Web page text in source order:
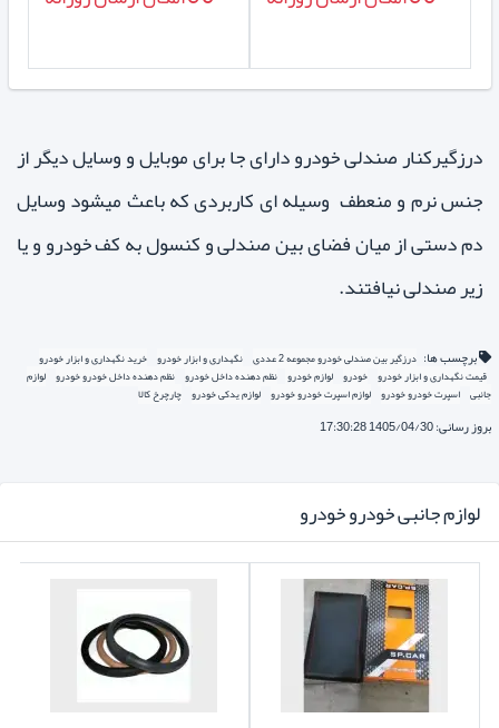
درزگیرکنار صندلی خودرو دارای جا برای موبایل و وسایل دیگر از
جنس نرم و منعطف وسیله ای کاربردی که باعث میشود وسایل
دم دستی از میان فضای بین صندلی و کنسول به کف خودرو و یا
زیر صندلی نیافتند.
برچسب ها: درزگیر بین صندلی خودرو مجموعه 2 عددی نگهداری و ابزار خودرو خرید نگهداری و ابزار خودرو
قیمت نگهداری و ابزار خودرو خودرو لوازم خودرو نظم دهنده داخل خودرو نظم دهنده داخل خودرو خودرو لوازم
جانبی اسپرت خودرو خودرو لوازم اسپرت خودرو خودرو لوازم یدکی خودرو چارچرخ کالا
بروز رسانی: 1405/04/30 17:30:28
لوازم جانبی خودرو خودرو